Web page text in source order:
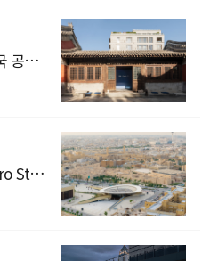
600년 사찰에서 중국 공예와 현대 패션을 직조한 ZARA x Fanglu Lin Pop-Up
Qasr AlHokm Metro Station, 구도심과 현대 공공 인프라의 접점을 제안하다